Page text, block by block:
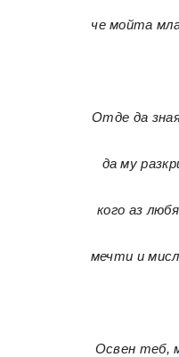
че мойта
Отде да
да му
кого аз
мечти и
Освен теб,